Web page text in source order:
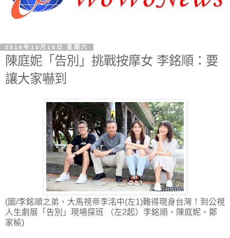
2016年10月15日 星期六
陳庭妮「告別」挑戰按摩女 李銘順：要
讓大家嚇到
(圖/李銘順之弟、大馬視帝李洺中(左1)難得現身台灣！到公視
人生劇展「告別」現場探班 （左2起）李銘順、陳庭妮、鄭
家榆)